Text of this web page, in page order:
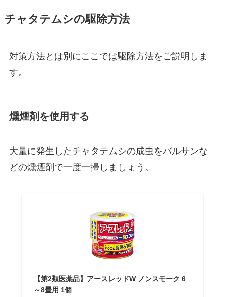
チャタテムシの駆除方法
対策方法とは別にここでは駆除方法をご説明しま
す。
燻煙剤を使用する
大量に発生したチャタテムシの成虫をバルサンな
どの燻煙剤で一度一掃しましょう。
【第2類医薬品】アースレッドW ノンスモーク 6
～8畳用 1個